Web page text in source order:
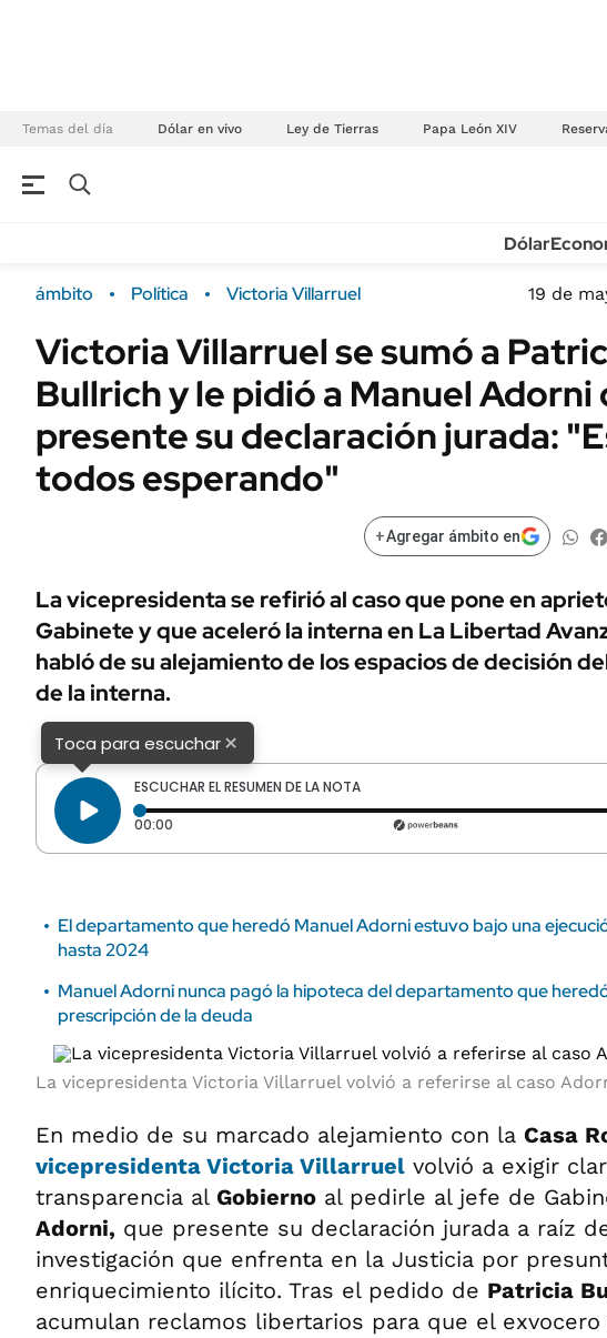
Temas del día Dólar en vivo Ley de Tierras Papa León XIV
Campo
FINANZAS
Dólar
Mercados
Sustentabilidad
Seguros
POLÍTICA
Nacional
Municipios
Dólar
ámbito Política Victoria Villarruel 19 de
Victoria Villarruel se sumó a
Bullrich y le pidió a Manuel Adorni
presente su declaración jurada:
todos esperando"
+Agregar ámbito en
La vicepresidenta se refirió al caso que pone en
Gabinete y que aceleró la interna en La Libertad
habló de su alejamiento de los espacios de decisión
de la interna.
Toca para escuchar×
ESCUCHAR EL RESUMEN DE LA NOTA
00:00 Tiempo transcurrido: 0 segundos
El departamento que heredó Manuel Adorni estuvo bajo una
hasta 2024
Manuel Adorni nunca pagó la hipoteca del departamento que
prescripción de la deuda
La vicepresidenta Victoria Villarruel volvió a referirse al caso
En medio de su marcado alejamiento con la Casa
vicepresidenta Victoria Villarruel volvió a exigir
transparencia al Gobierno al pedirle al jefe de
Adorni, que presente su declaración jurada a raíz
investigación que enfrenta en la Justicia por
enriquecimiento ilícito. Tras el pedido de Patricia
acumulan reclamos libertarios para que el exvocero